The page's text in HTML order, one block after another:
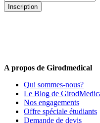
Inscription
A propos de Girodmedical
Qui sommes-nous?
Le Blog de
Nos engagements
Offre spéciale étudiants
Demande de devis